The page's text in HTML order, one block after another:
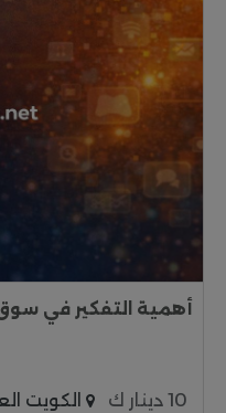
أهمية التفكير في
10 دينار ك الكويت